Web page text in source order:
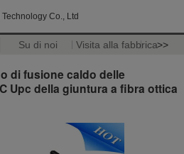
Co., Ltd
Su di noi Visita alla fabbrica>>
di fusione caldo delle
Upc della giuntura a fibra ottica